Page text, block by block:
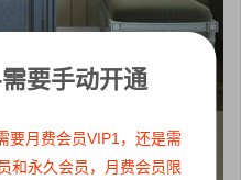
要手动开通
要月费会员VIP1，还是需
和永久会员，月费会员限